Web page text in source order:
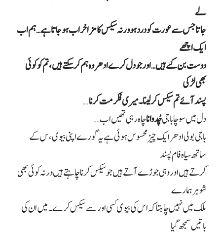
لے
جاتا جس سے عورت کو درد ہو ورنہ سیکس کا مزا خراب ہو جاتا ہے… ہم اب
ایک اچھے
دوست بن گئے ہیں… اور جو دل کرے ادھر وہ ہم کر سکتے ہیں، تم کو کوئی
بھی لڑکی
پسند آئے تم سیکس کر لینا۔ میری فکر مت کرنا..
دل میں سوچا باجیچُدواناچاہ رہی تھیں اب..
باجی بولی ادھر ایک چیز محسوس ہوئی ہے یہ گورے اپنی بیوی، س کے
ساتھ سیاہ فام پسند
کرتے ہیں اور وہی جوڑے آتے ہیں جو سیکس کرنا چاہتے ہیں ورنہ کوئی بھی
شوہر ہمارے
ملک میں نہیں چاہتا کہ اس کی بیوی کسی اور سے سیکس کرے۔ میں ان کی
باتیں سمجھ گیا